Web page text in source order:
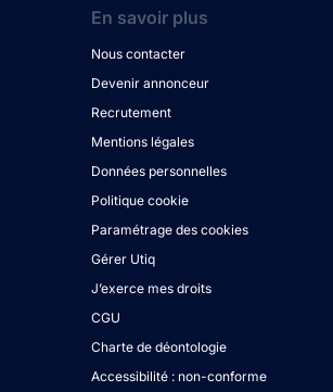
En savoir plus
Nous contacter
Devenir annonceur
Recrutement
Mentions légales
Données personnelles
Politique cookie
Paramétrage des cookies
Gérer Utiq
J’exerce mes droits
CGU
Charte de déontologie
Accessibilité : non-conforme